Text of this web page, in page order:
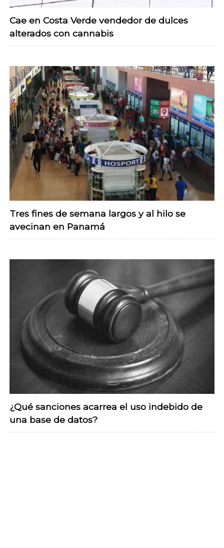
Cae en Costa Verde vendedor de dulces
alterados con cannabis
Tres fines de semana largos y al hilo se
avecinan en Panamá
¿Qué sanciones acarrea el uso indebido de
una base de datos?